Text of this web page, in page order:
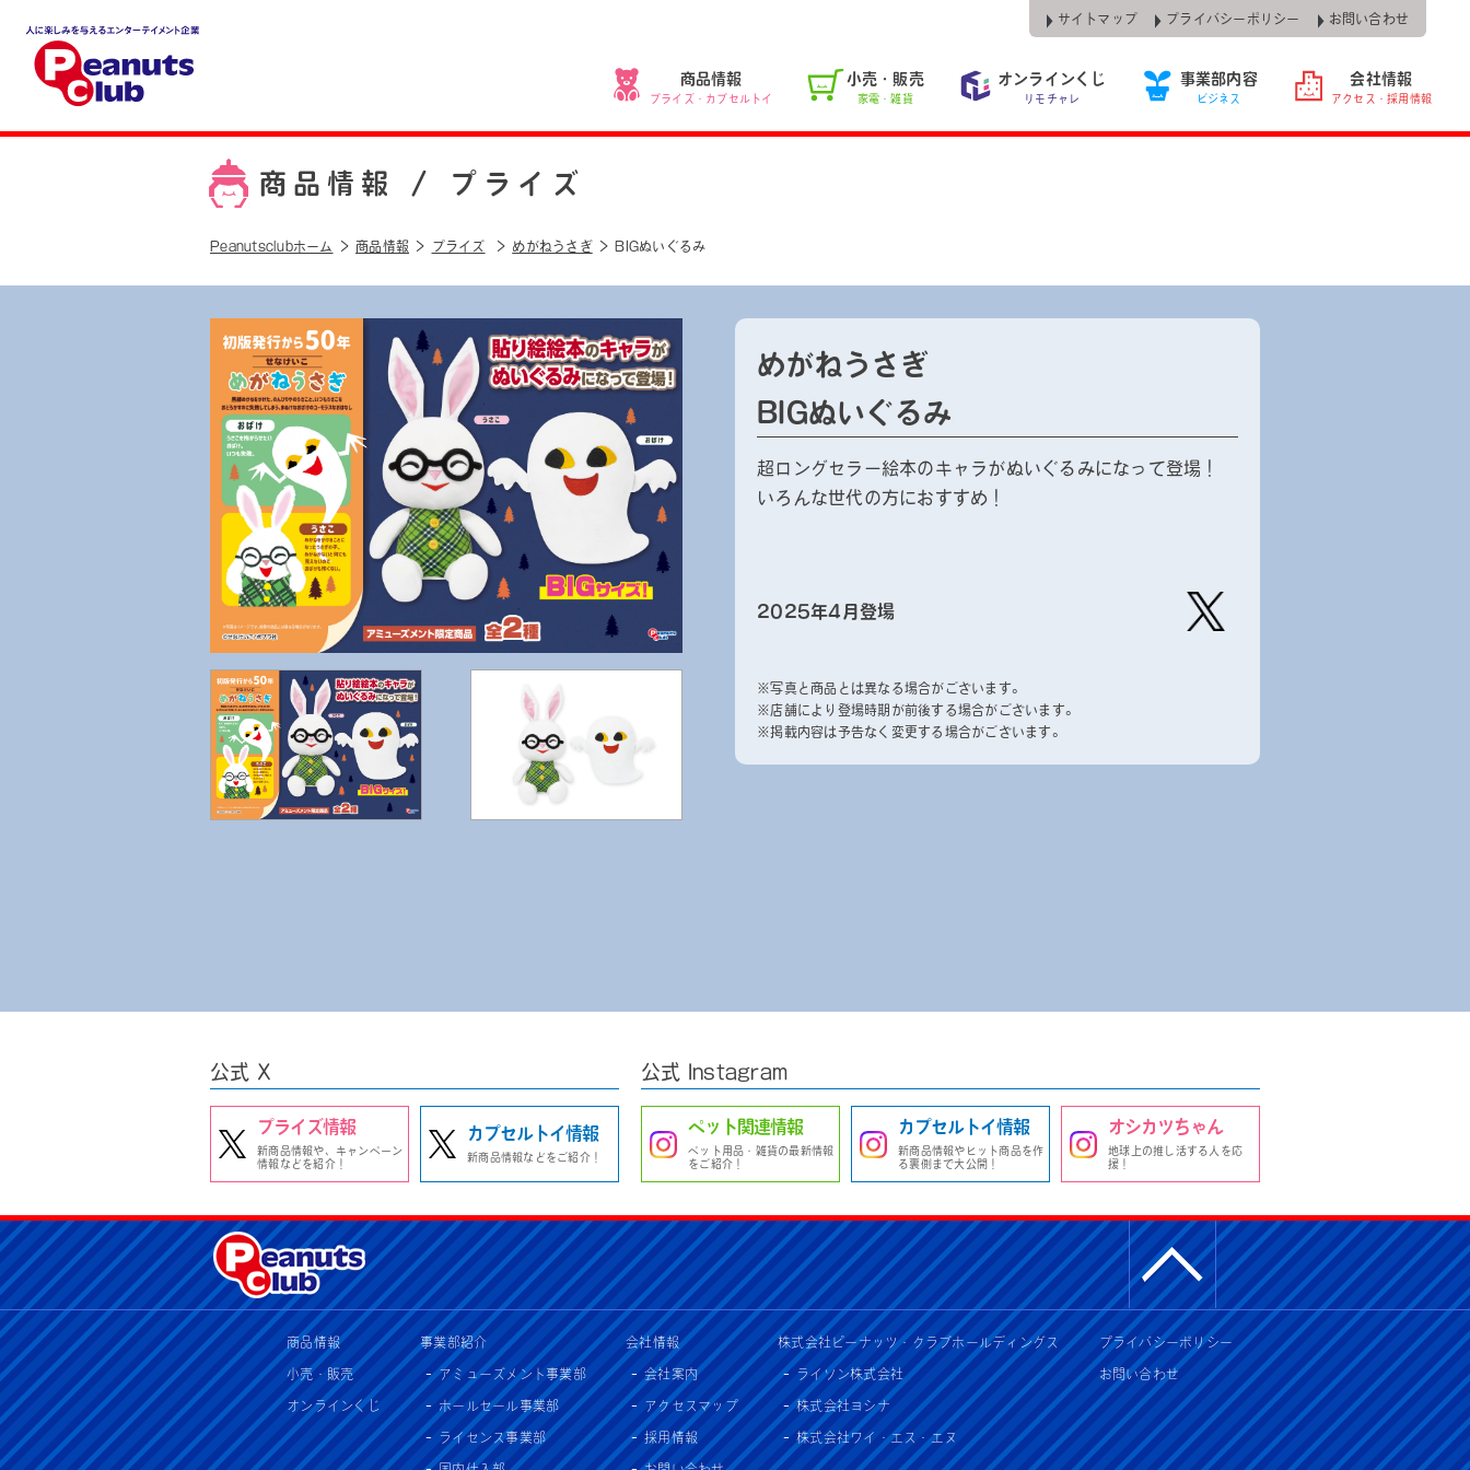
サイトマップ プライバシーポリシー お問い合わせ
商品情報
プライズ・カプセルトイ
小売・販売
家電・雑貨
オンラインくじ
リモチャレ
事業部内容
ビジネス
会社情報
アクセス・採用情報
商品情報 / プライズ
Peanutsclubホーム 商品情報 プライズ めがねうさぎ BIGぬいぐるみ
めがねうさぎ
BIGぬいぐるみ
超ロングセラー絵本のキャラがぬいぐるみになって登場！
いろんな世代の方におすすめ！
2025年4月登場
※写真と商品とは異なる場合がございます。
※店舗により登場時期が前後する場合がございます。
※掲載内容は予告なく変更する場合がございます。
公式 X
プライズ情報
新商品情報や、キャンペーン
情報などを紹介！
カプセルトイ情報
新商品情報などをご紹介！
公式 Instagram
ペット関連情報
ペット用品・雑貨の最新情報
をご紹介！
カプセルトイ情報
新商品情報やヒット商品を作
る裏側まで大公開！
オシカツちゃん
地球上の推し活する人を応
援！
商品情報
小売・販売
オンラインくじ
事業部紹介
アミューズメント事業部
ホールセール事業部
ライセンス事業部
会社情報
会社案内
アクセスマップ
採用情報
株式会社ピーナッツ・クラブホールディングス
ライソン株式会社
株式会社ヨシナ
株式会社ワイ・エス・エヌ
プライバシーポリシー
お問い合わせ